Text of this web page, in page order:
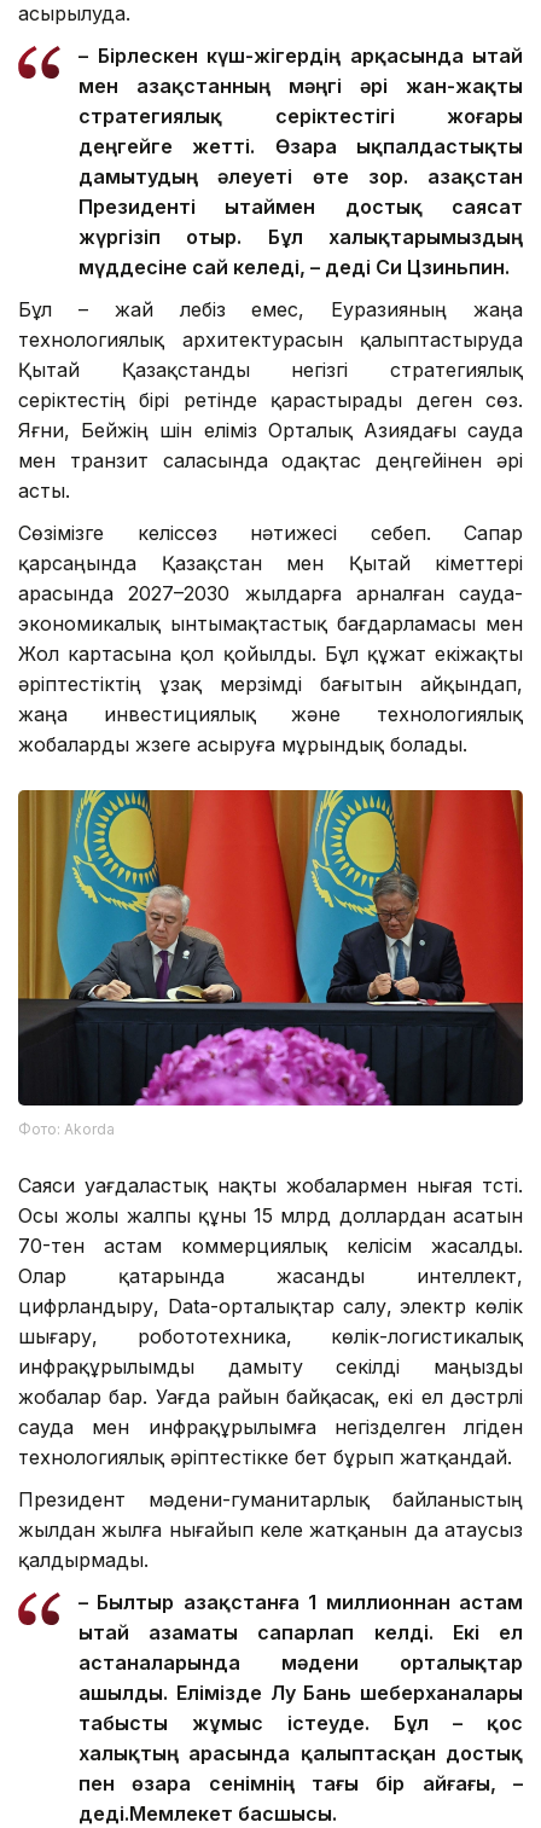
асырылуда.
– Бірлескен күш-жігердің арқасында Қытай
мен Қазақстанның мәңгі әрі жан-жақты
стратегиялық серіктестігі жоғары
деңгейге жетті. Өзара ықпалдастықты
дамытудың әлеуеті өте зор. Қазақстан
Президенті Қытаймен достық саясат
жүргізіп отыр. Бұл халықтарымыздың
мүддесіне сай келеді, – деді Си Цзиньпин.
Бұл – жай лебіз емес, Еуразияның жаңа
технологиялық архитектурасын қалыптастыруда
Қытай Қазақстанды негізгі стратегиялық
серіктестің бірі ретінде қарастырады деген сөз.
Яғни, Бейжің үшін еліміз Орталық Азиядағы сауда
мен транзит саласында одақтас деңгейінен әрі
асты.
Сөзімізге келіссөз нәтижесі себеп. Сапар
қарсаңында Қазақстан мен Қытай үкіметтері
арасында 2027–2030 жылдарға арналған сауда-
экономикалық ынтымақтастық бағдарламасы мен
Жол картасына қол қойылды. Бұл құжат екіжақты
әріптестіктің ұзақ мерзімді бағытын айқындап,
жаңа инвестициялық және технологиялық
жобаларды жүзеге асыруға мұрындық болады.
Фото: Аkorda
Саяси уағдаластық нақты жобалармен нығая түсті.
Осы жолы жалпы құны 15 млрд доллардан асатын
70-тен астам коммерциялық келісім жасалды.
Олар қатарында жасанды интеллект,
цифрландыру, Data-орталықтар салу, электр көлік
шығару, робототехника, көлік-логистикалық
инфрақұрылымды дамыту секілді маңызды
жобалар бар. Уағда райын байқасақ, екі ел дәстүрлі
сауда мен инфрақұрылымға негізделген үлгіден
технологиялық әріптестікке бет бұрып жатқандай.
Президент мәдени-гуманитарлық байланыстың
жылдан жылға нығайып келе жатқанын да атаусыз
қалдырмады.
– Былтыр Қазақстанға 1 миллионнан астам
Қытай азаматы сапарлап келді. Екі ел
астаналарында мәдени орталықтар
ашылды. Елімізде Лу Бань шеберханалары
табысты жұмыс істеуде. Бұл – қос
халықтың арасында қалыптасқан достық
пен өзара сенімнің тағы бір айғағы, –
деді.Мемлекет басшысы.